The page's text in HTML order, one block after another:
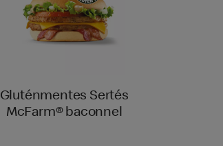
Gluténmentes Sertés
McFarm® baconnel